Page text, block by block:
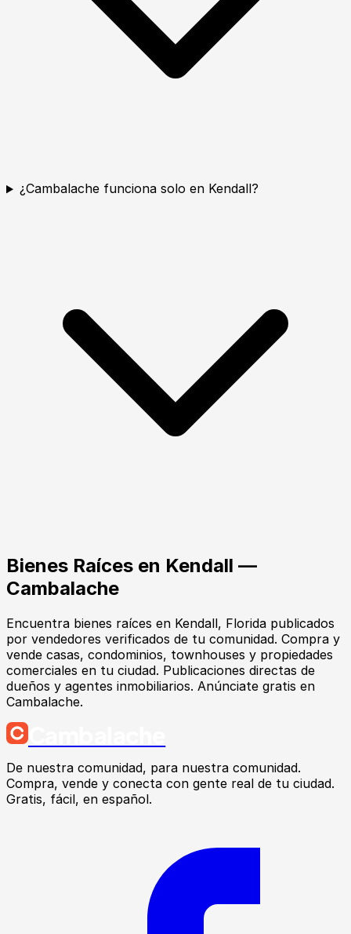
¿Cambalache funciona solo en Kendall?
Bienes Raíces en Kendall —
Cambalache
Encuentra bienes raíces en Kendall, Florida publicados
por vendedores verificados de tu comunidad. Compra y
vende casas, condominios, townhouses y propiedades
comerciales en tu ciudad. Publicaciones directas de
dueños y agentes inmobiliarios. Anúnciate gratis en
Cambalache.
De nuestra comunidad, para nuestra comunidad.
Compra, vende y conecta con gente real de tu ciudad.
Gratis, fácil, en español.